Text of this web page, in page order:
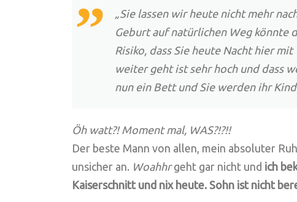
„Sie lassen wir heute nicht mehr
Geburt auf natürlichen Weg könnte
Risiko, dass Sie heute Nacht hier
weiter geht ist sehr hoch und dass
nun ein Bett und Sie werden ihr
Öh watt?! Moment mal, WAS?!?!!
Der beste Mann von allen, mein absoluter
unsicher an. Woahhrgeht gar nicht und ich
Kaiserschnitt und nix heute. Sohn ist nicht